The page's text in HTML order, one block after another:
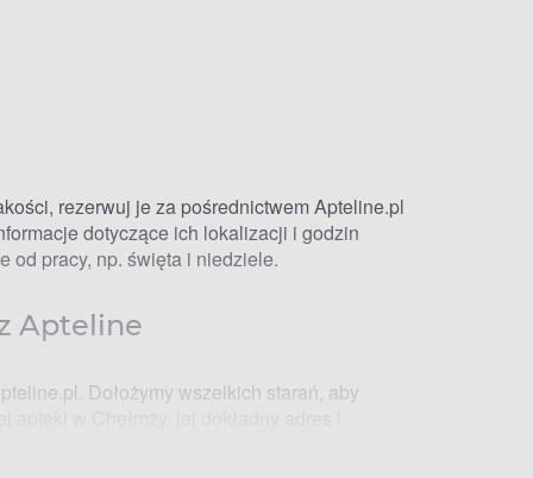
rezerwuj je za pośrednictwem Apteline.pl
dotyczące ich lokalizacji i godzin
od pracy, np. święta i niedziele.
Apteline
Dołożymy wszelkich starań, aby